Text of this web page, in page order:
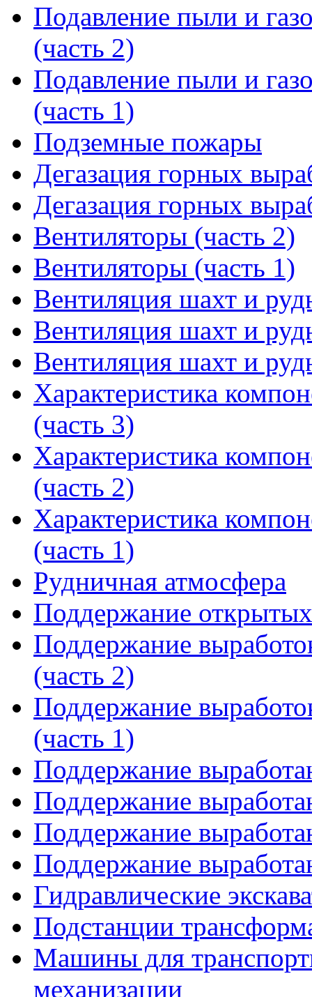
Подавление пыли и
(часть 2)
Подавление пыли и
(часть 1)
Подземные пожары
Дегазация горных
Дегазация горных
Вентиляторы (часть 2)
Вентиляторы (часть 1)
Вентиляция шахт и
Вентиляция шахт и
Вентиляция шахт и
Характеристика
(часть 3)
Характеристика
(часть 2)
Характеристика
(часть 1)
Рудничная атмосфера
Поддержание
Поддержание
(часть 2)
Поддержание
(часть 1)
Поддержание
Поддержание
Поддержание
Поддержание
Гидравлические
Подстанции
Машины для
механизации